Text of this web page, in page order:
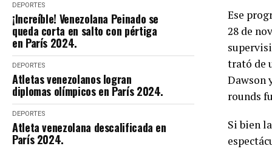
DEPORTES
¡Increíble! Venezolana Peinado se
queda corta en salto con pértiga
en París 2024.
DEPORTES
Atletas venezolanos logran
diplomas olímpicos en París 2024.
DEPORTES
Atleta venezolana descalificada en
París 2024.
Ese
28 de
trató de
Dawson
rounds
Si bien